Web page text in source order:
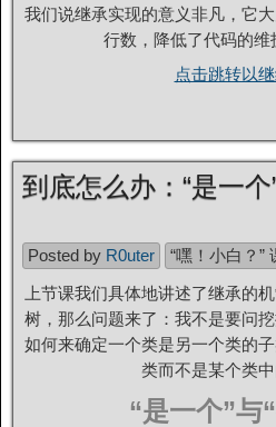
我们说继承实现的意义非凡，它
行数，降低了代码的
点击跳转以
到底怎么办：“是一个
Posted by R0uter
“嘿！小白？”
上节课我们具体地讲述了继承的
树，那么问题来了：我不是要问
如何来确定一个类是另一个类的
类而不是某个类
“是一个”与